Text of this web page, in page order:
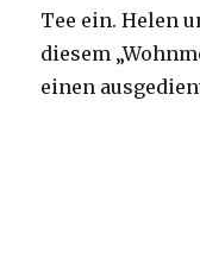
Tee ein. Helen
diesem
einen